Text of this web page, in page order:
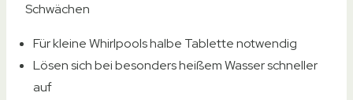
Schwächen
Für kleine Whirlpools halbe Tablette notwendig
Lösen sich bei besonders heißem Wasser schneller
auf